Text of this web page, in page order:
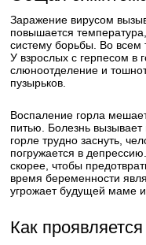
Заражение вирусом
повышается
систему борьбы. Во
У взрослых с герпесом в
слюноотделение и
пузырьков.
Воспаление горла
питью. Болезнь
горле трудно заснуть,
погружается в
скорее, чтобы
время беременности
угрожает будущей маме и
Как